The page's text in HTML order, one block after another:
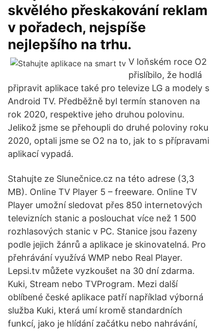
skvělého přeskakování reklam
v pořadech, nejspíše
nejlepšího na trhu.
V loňském roce O2
přislíbilo, že hodlá
připravit aplikace také pro televize LG a modely s
Android TV. Předběžně byl termín stanoven na
rok 2020, respektive jeho druhou polovinu.
Jelikož jsme se přehoupli do druhé poloviny roku
2020, optali jsme se O2 na to, jak to s přípravami
aplikací vypadá.
Stahujte ze Slunečnice.cz na této adrese (3,3
MB). Online TV Player 5 – freeware. Online TV
Player umožní sledovat přes 850 internetových
televizních stanic a poslouchat více než 1 500
rozhlasových stanic v PC. Stanice jsou řazeny
podle jejich žánrů a aplikace je skinovatelná. Pro
přehrávání využívá WMP nebo Real Player.
Lepsi.tv můžete vyzkoušet na 30 dní zdarma.
Kuki, Stream nebo TVProgram. Mezi další
oblíbené české aplikace patří například výborná
služba Kuki, která umí kromě standardních
funkcí, jako je hlídání začátku nebo nahrávání,